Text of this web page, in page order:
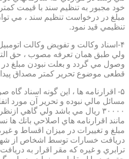
خود مجبور به تنظيم سند با قيمت
مبلغ در درخواست تنظيم سند ، مي
تنظيمي قيد نمود.
۴-اسناد وكالت و تفويض وكالت
ولي طبق همان تعرفه مصوب ، حق
وصول مي گردد و بعلت نبودن مبلغ در
قطعی موضوع تحریر کمتر مصداق
۵- اقرارنامه ها ، اين گونه اسناد
مسائل مالي نبوده و تحرير آن مورد
۳۰۰۰۰ ريال مي باشد ولي گاهي
مانند اقرارنامه هاي اصلاحي بانك ها
مبلغ و تغييرات در ميزان اقساط و
دريافت خسارات توسط اشخاص از
ترابري و غيره كه مقر اقرار به